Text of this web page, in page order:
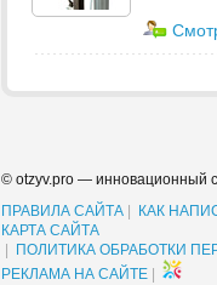
© otzyv.pro — инновационный
ПРАВИЛА САЙТА
КАК
КАРТА САЙТА
ПОЛИТИКА ОБРАБОТКИ
РЕКЛАМА НА САЙТЕ